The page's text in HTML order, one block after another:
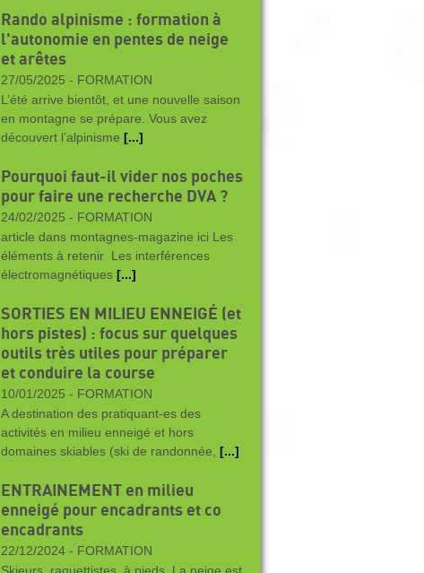
Rando alpinisme : formation à
l'autonomie en pentes de neige
et arêtes
27/05/2025 - FORMATION
L’été arrive bientôt, et une nouvelle saison
en montagne se prépare. Vous avez
découvert l’alpinisme [...]
Pourquoi faut-il vider nos poches
pour faire une recherche DVA ?
24/02/2025 - FORMATION
article dans montagnes-magazine ici Les
éléments à retenir Les interférences
électromagnétiques [...]
SORTIES EN MILIEU ENNEIGÉ (et
hors pistes) : focus sur quelques
outils très utiles pour préparer
et conduire la course
10/01/2025 - FORMATION
A destination des pratiquant-es des
activités en milieu enneigé et hors
domaines skiables (ski de randonnée, [...]
ENTRAINEMENT en milieu
enneigé pour encadrants et co
encadrants
22/12/2024 - FORMATION